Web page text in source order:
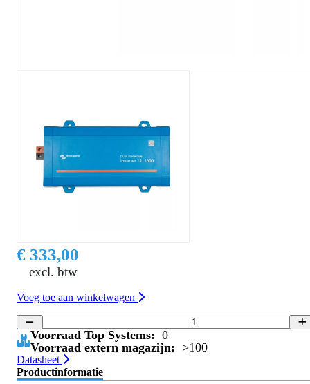
€ 333,00
excl. btw
Voeg toe aan winkelwagen
Voorraad Top Systems: 0
Voorraad extern magazijn: >100
Datasheet
Productinformatie